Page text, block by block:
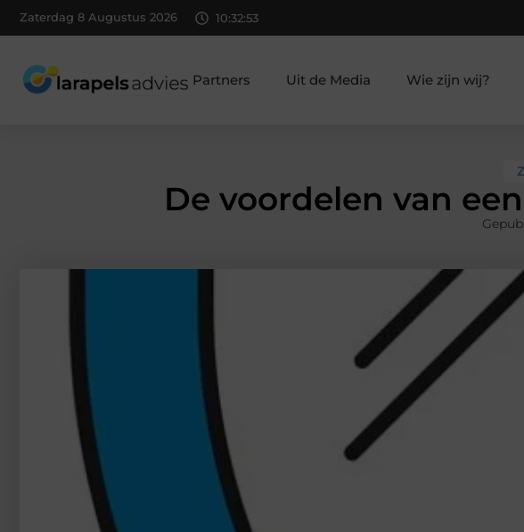
Zaterdag 8 Augustus 2026 10:32:54
Partners Uit de Media Wie zijn wij?
De voordelen van